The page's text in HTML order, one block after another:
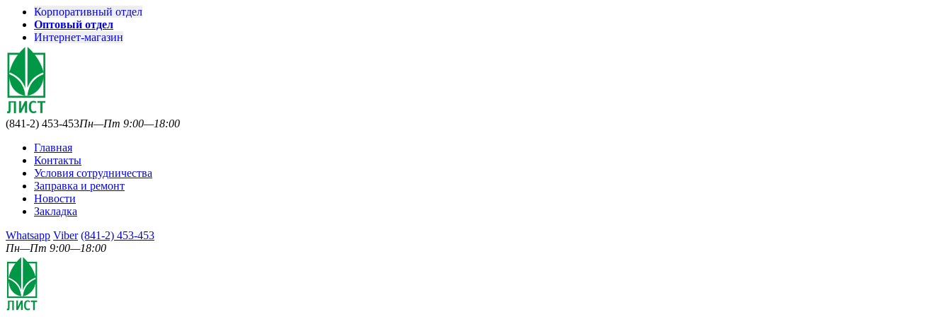
Корпоративный отдел
Оптовый отдел
Интернет-магазин
(841-2) 453-453Пн—Пт 9:00—18:00
Главная
Контакты
Условия сотрудничества
Заправка и ремонт
Новости
Закладка
Whatsapp Viber (841-2) 453-453
Пн—Пт 9:00—18:00